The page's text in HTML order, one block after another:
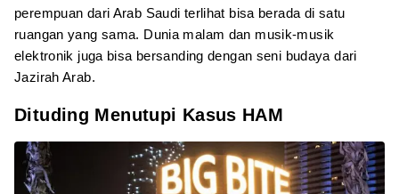
perempuan dari Arab Saudi terlihat bisa berada di satu
ruangan yang sama. Dunia malam dan musik-musik
elektronik juga bisa bersanding dengan seni budaya dari
Jazirah Arab.
Dituding Menutupi Kasus HAM